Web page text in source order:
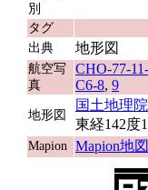
別
タグ
出典
地形図
航空写
真
CHO-77-
C6-8, 9
地形図
国土地理
東経142度
Mapion Mapion地図